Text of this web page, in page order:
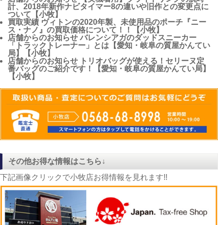
計、2018年新作ナビタイマー8の違いや旧作との変更点に
ついて【小牧】
買取実績 ヴィトンの2020年製、未使用品のポーチ『ニー
ス・ナノ』の買取価格について！！【小牧】
店舗からのお知らせ バレンシアガのダッドスニーカー
「トラックトレーナー」とは【愛知・岐阜の質屋かんてい
局】【小牧】
店舗からのお知らせ トリオバッグが使える！セリーヌ定
番バッグのご紹介です！【愛知・岐阜の質屋かんてい局】
【小牧】
その他お得な情報はこちら↓
下記画像クリックで小牧店お得情報を見れます!!